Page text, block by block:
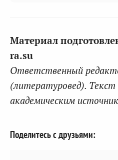
Материал
ra.su
Ответственный
(литературовед). Текст
академическим
Поделитесь с друзьями: